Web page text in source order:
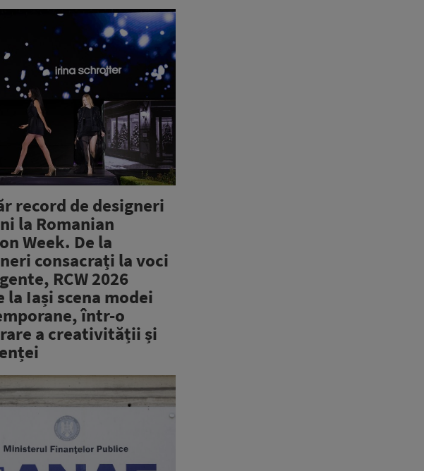
record de designeri
la Romanian
Week. De la
consacrați la voci
RCW 2026
la Iași scena modei
într-o
a creativității și